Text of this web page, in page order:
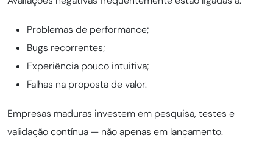
Problemas de performance;
Bugs recorrentes;
Experiência pouco intuitiva;
Falhas na proposta de valor.
Empresas maduras investem em pesquisa, testes e
validação contínua — não apenas em lançamento.